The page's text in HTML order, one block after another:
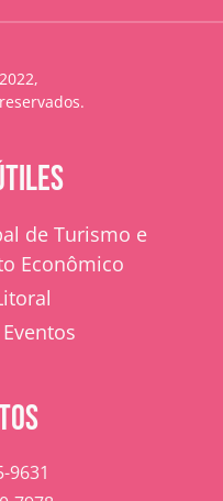
de Turismo e
Econômico
9631